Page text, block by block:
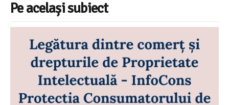
Pe același subiect